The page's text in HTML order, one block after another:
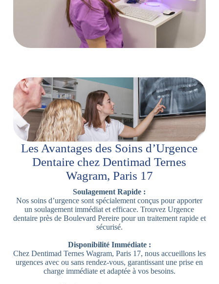
Les Avantages des Soins d’Urgence
Dentaire chez Dentimad Ternes
Wagram, Paris 17
Soulagement Rapide :
Nos soins d’urgence sont spécialement conçus pour apporter
un soulagement immédiat et efficace. Trouvez Urgence
dentaire près de Boulevard Pereire pour un traitement rapide et
sécurisé.
Disponibilité Immédiate :
Chez Dentimad Ternes Wagram, Paris 17, nous accueillons les
urgences avec ou sans rendez-vous, garantissant une prise en
charge immédiate et adaptée à vos besoins.